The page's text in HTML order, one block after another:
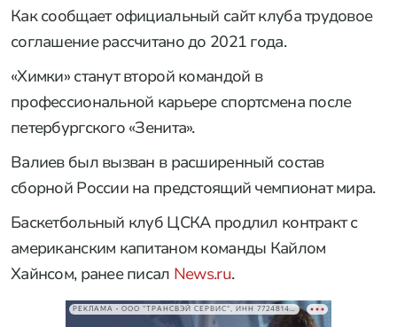
Как сообщает официальный сайт клуба трудовое
соглашение рассчитано до 2021 года.
«Химки» станут второй командой в
профессиональной карьере спортсмена после
петербургского «Зенита».
Валиев был вызван в расширенный состав
сборной России на предстоящий чемпионат мира.
Баскетбольный клуб ЦСКА продлил контракт с
американским капитаном команды Кайлом
Хайнсом, ранее писал News.ru.
РЕКЛАМА • ООО "ТРАНСВЭЙ СЕРВИС", ИНН 7724814198